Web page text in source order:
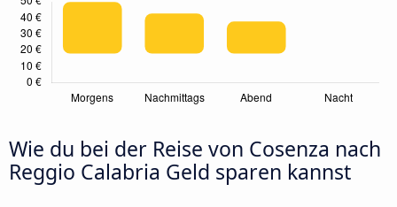
Wie du bei der Reise von Cosenza nach
Reggio Calabria Geld sparen kannst